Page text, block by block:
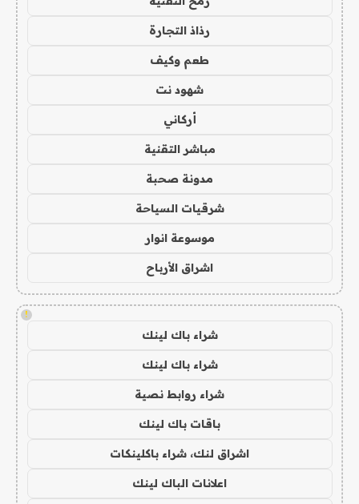
رذاذ التجارة
طعم وكيف
شهود نت
أركاني
مباشر التقنية
مدونة صحبة
شرقيات السياحة
موسوعة انوار
اشراق الأرباح
!
شراء باك لينك
شراء باك لينك
شراء روابط نصية
باقات باك لينك
اشراق لنك، شراء باكلينكات
اعلانات الباك لينك